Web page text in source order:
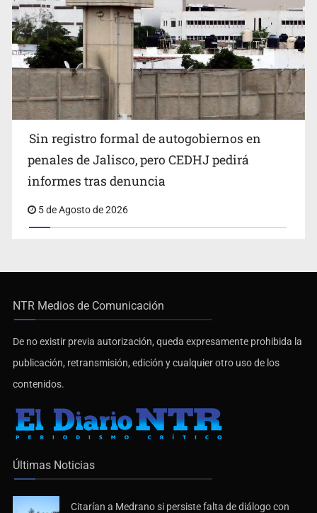
Sin registro formal de autogobiernos en
penales de Jalisco, pero CEDHJ pedirá
informes tras denuncia
5 de Agosto de 2026
NTR Medios de Comunicación
De no existir previa autorización, queda expresamente prohibida la
publicación, retransmisión, edición y cualquier otro uso de los
contenidos.
Últimas Noticias
Citarían a Medrano si persiste falta de diálogo con